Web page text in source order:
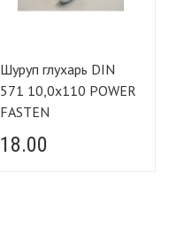
Шуруп глухарь DIN
571 10,0х110 POWER
FASTEN
18.00